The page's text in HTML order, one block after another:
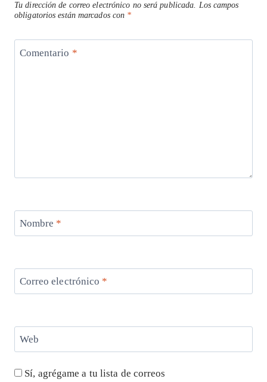
Tu dirección de correo electrónico no será publicada. Los campos
obligatorios están marcados con *
Comentario *
Nombre *
Correo electrónico *
Web
Sí, agrégame a tu lista de correos